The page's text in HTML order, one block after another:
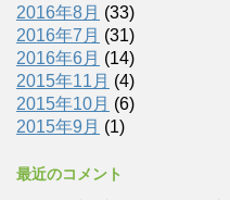
2016年8月 (33)
2016年7月 (31)
2016年6月 (14)
2015年11月 (4)
2015年10月 (6)
2015年9月 (1)
最近のコメント